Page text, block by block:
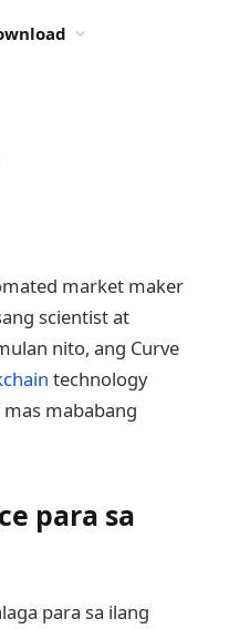
market maker
scientist at
nito, ang Curve
technology
mababang
para sa
para sa ilang